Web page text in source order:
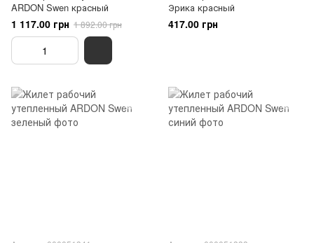
ARDON Swen красный
1 117.00 грн 1 892.00 грн
Эрика красный
417.00 грн